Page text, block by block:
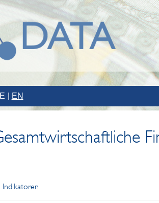
EN
Indikatoren